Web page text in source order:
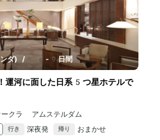
ダ) / 5-9日間
運河に面した日系5つ星ホテルで
クラ アムステルダム
行き 深夜発 帰り おまかせ